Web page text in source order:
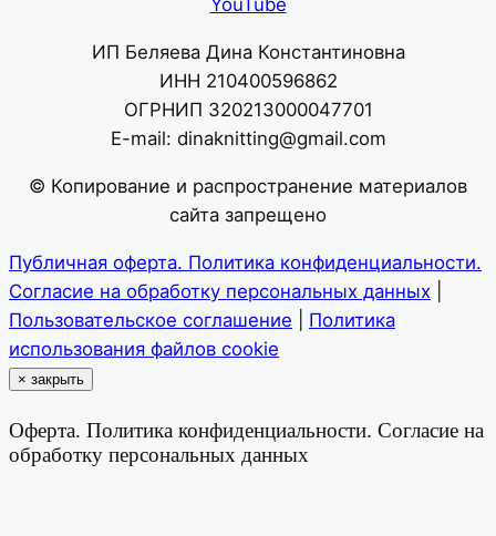
YouTube
ИП Беляева Дина Константиновна
ИНН 210400596862
ОГРНИП 320213000047701
E-mail: dinaknitting@gmail.com
© Копирование и распространение материалов
сайта запрещено
Публичная оферта. Политика конфиденциальности.
Согласие на обработку персональных данных
Пользовательское соглашение
Политика
использования файлов cookie
× закрыть
Оферта. Политика конфиденциальности. Согласие на
обработку персональных данных